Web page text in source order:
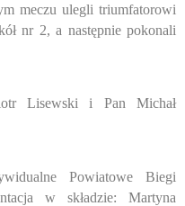
meczu ulegli triumfatorowi
nr 2, a następnie pokonali
Lisewski i Pan Michał
Powiatowe Biegi
w składzie: Martyna